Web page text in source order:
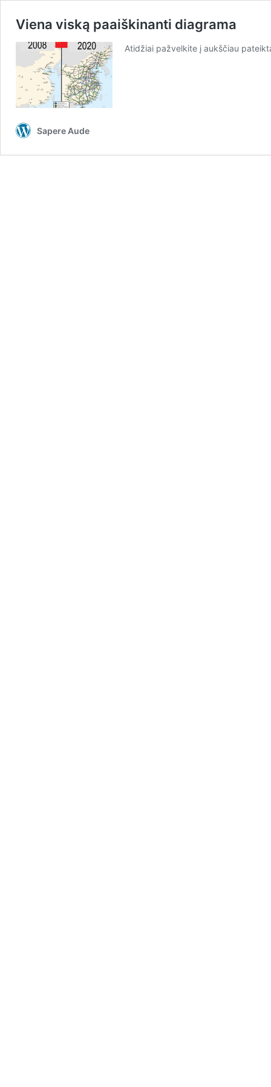
Viena viską paaiškinanti diagrama
Atidžiai pažvelkite į aukščiau
Sapere Aude